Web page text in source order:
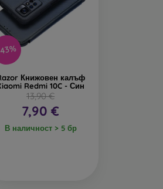
Книжовен калъф
Redmi 10C - Син
13,90 €
7,90 €
В наличност > 5 бр